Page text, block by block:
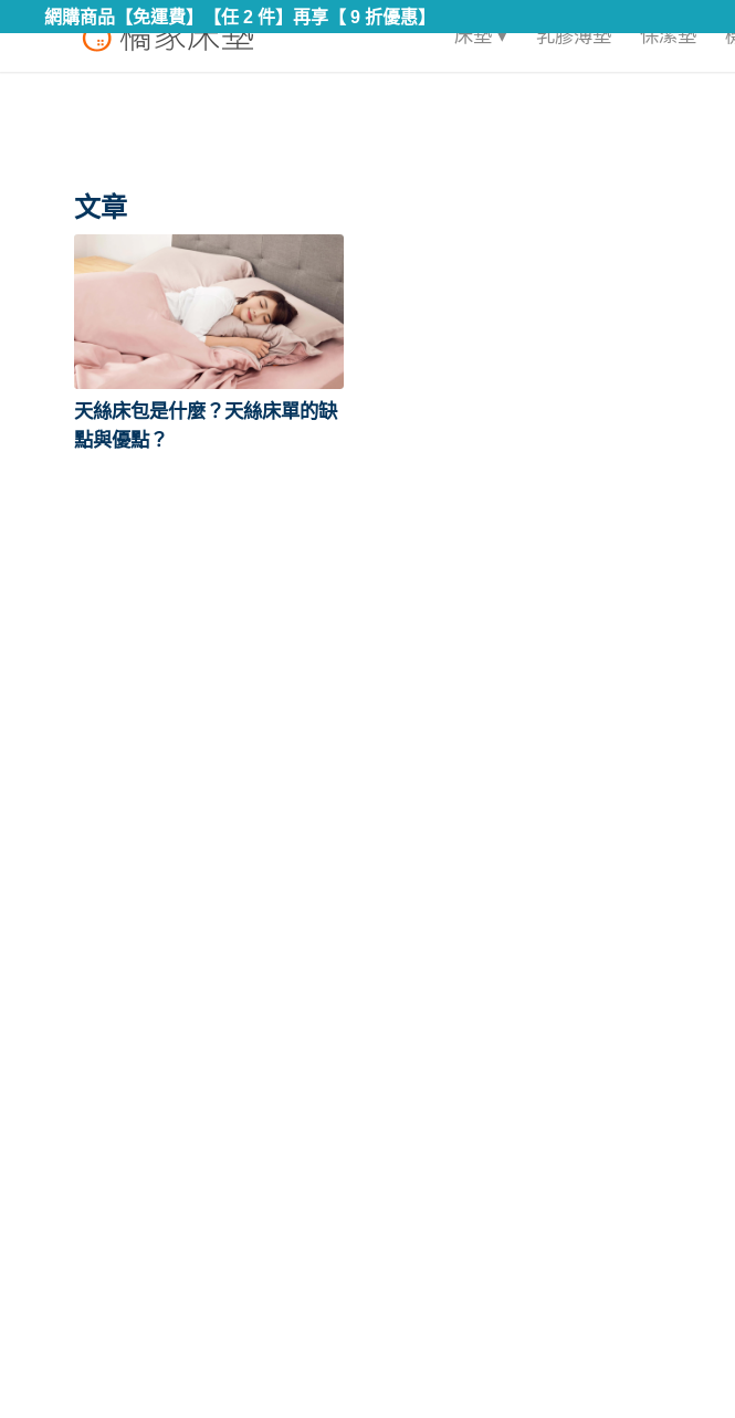
網購商品【免運費】【任 2 件】再享【 9 折優惠】
床墊 ▾ 乳膠薄墊 保潔墊
文章
天絲床包是什麼？天絲床單的缺
點與優點？